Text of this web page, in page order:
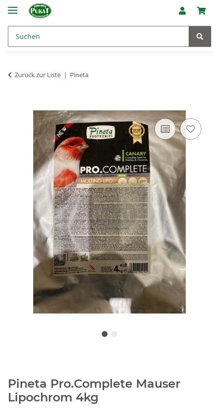
Zurück zur Liste Pineta
Pineta Pro.Complete Mauser
Lipochrom 4kg